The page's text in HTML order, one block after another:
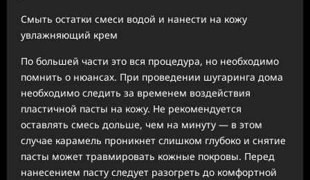
Смыть остатки смеси водой и нанести на кожу
увлажняющий крем
По большей части это вся процедура, но необходимо
помнить о нюансах. При проведении шугаринга дома
необходимо следить за временем воздействия
пластичной пасты на кожу. Не рекомендуется
оставлять смесь дольше, чем на минуту — в этом
случае карамель проникнет слишком глубоко и снятие
пасты может травмировать кожные покровы. Перед
нанесением пасту следует разогреть до комфортной